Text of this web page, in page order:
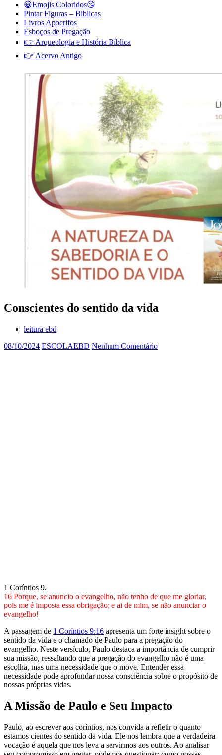
😀Emojis Coloridos😘
Pintar Figuras – Biblicas
Livros Apocrifos
Esboços de Pregação
👉 Arqueologia e História Bíblica
👉 Acervo Antigo
Conscientes do sentido da vida
leitura ebd
08/10/2024 ESCOLAEBD Nenhum Comentário
1 Coríntios 9.
16 Porque, se anuncio o evangelho, não tenho de que me gloriar,
pois me é imposta essa obrigação; e ai de mim, se não anunciar o
evangelho!
A passagem de 1 Coríntios 9:16 apresenta um forte insight sobre o
sentido da vida e o chamado de Paulo para a pregação do
evangelho. Neste versículo, Paulo destaca a importância de cumprir
sua missão, ressaltando que a pregação do evangelho não é uma
escolha, mas uma necessidade que o move. Entender essa
necessidade pode aprofundar nossa consciência sobre o propósito de
nossas próprias vidas.
A Missão de Paulo e Seu Impacto
Paulo, ao escrever aos coríntios, nos convida a refletir o quanto
estamos cientes do sentido da vida. Ele nos lembra que a verdadeira
vocação é aquela que nos leva a servirmos aos outros. Ao analisar